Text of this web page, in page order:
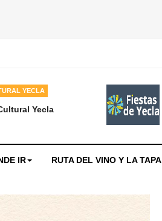
YECLA
Yecla
IR RUTA DEL VINO Y LA TAPA